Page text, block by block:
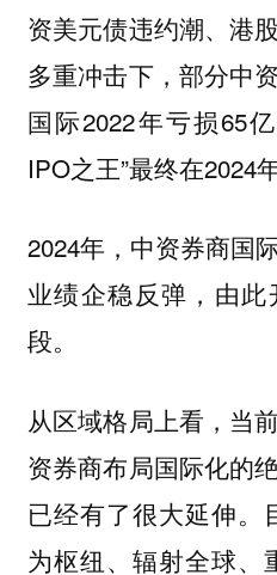
资美元债违约潮、港
多重冲击下，部分中
国际2022年亏损65
IPO之王”最终在2024
2024年，中资券商国
业绩企稳反弹，由
段。
从区域格局上看，当
资券商布局国际化的
已经有了很大延伸。
为枢纽、辐射全球、